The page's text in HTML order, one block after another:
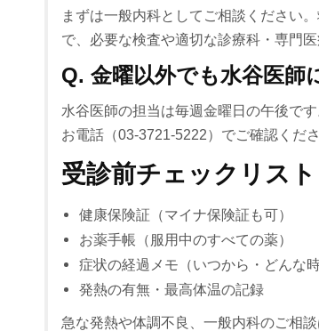
まずは一般内科としてご相談ください
で、必要な検査や適切な診療科・専門
Q. 金曜以外でも水谷医師
水谷医師の担当は毎週金曜日の午後で
お電話（03-3721-5222）でご確認くださ
受診前チェックリスト
健康保険証（マイナ保険証も可）
お薬手帳（服用中のすべての薬）
症状の経過メモ（いつから・どんな時
発熱の有無・最高体温の記録
急な発熱や体調不良、一般内科のご相